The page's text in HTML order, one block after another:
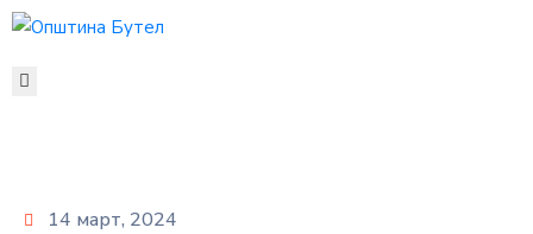
ЗА
ОПШТИНАТА
14 март, 2024